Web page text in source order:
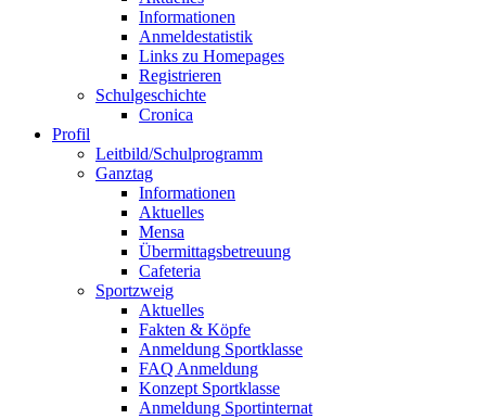
Informationen
Anmeldestatistik
Links zu Homepages
Registrieren
Schulgeschichte
Cronica
Profil
Leitbild/Schulprogramm
Ganztag
Informationen
Aktuelles
Mensa
Übermittagsbetreuung
Cafeteria
Sportzweig
Aktuelles
Fakten & Köpfe
Anmeldung Sportklasse
FAQ Anmeldung
Konzept Sportklasse
Anmeldung Sportinternat